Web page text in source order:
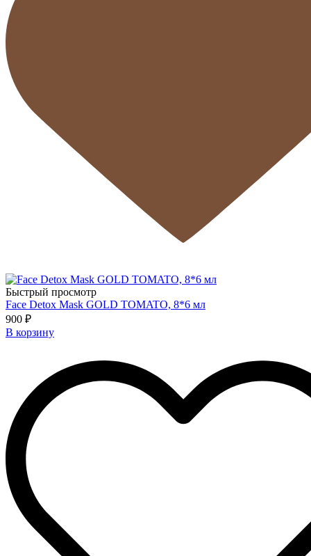
Быстрый просмотр
Face Detox Mask GOLD TOMATO, 8*6 мл
900 ₽
В корзину